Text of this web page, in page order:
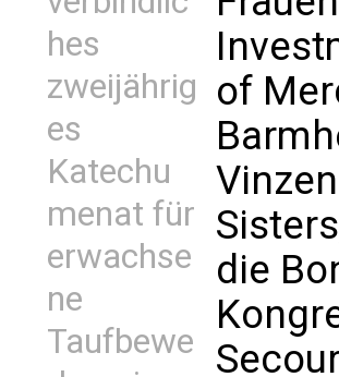
hes
zweijährig
es
Katechu
menat für
erwachse
ne
Taufbewe
of
die